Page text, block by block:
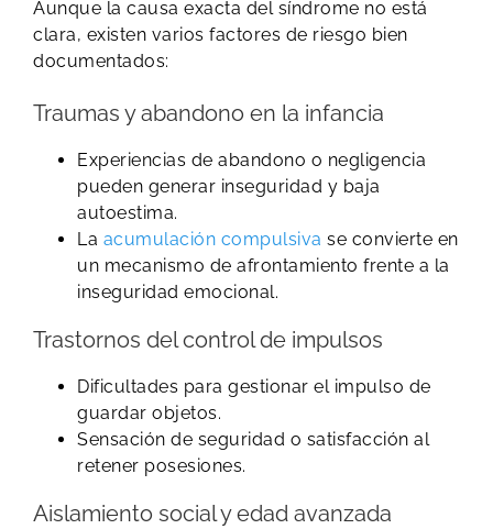
Aunque la causa exacta del síndrome no está
clara, existen varios factores de riesgo bien
documentados:
Traumas y abandono en la infancia
Experiencias de abandono o negligencia
pueden generar inseguridad y baja
autoestima.
La acumulación compulsiva se convierte en
un mecanismo de afrontamiento frente a la
inseguridad emocional.
Trastornos del control de impulsos
Dificultades para gestionar el impulso de
guardar objetos.
Sensación de seguridad o satisfacción al
retener posesiones.
Aislamiento social y edad avanzada